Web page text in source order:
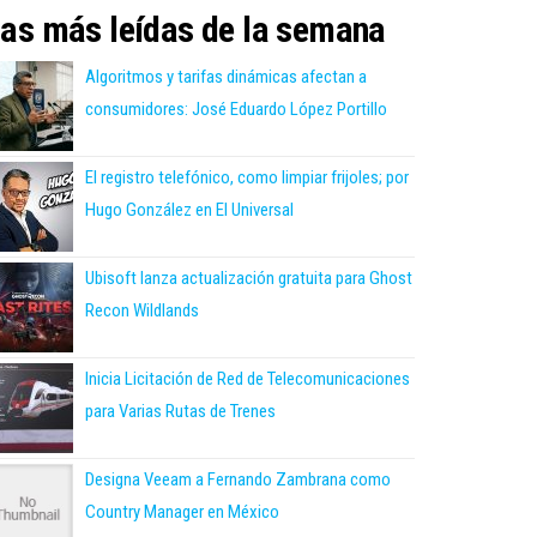
más leídas de la semana
Algoritmos y tarifas dinámicas afectan a
consumidores: José Eduardo López Portillo
El registro telefónico, como limpiar frijoles; por
Hugo González en El Universal
Ubisoft lanza actualización gratuita para Ghost
Recon Wildlands
Inicia Licitación de Red de Telecomunicaciones
para Varias Rutas de Trenes
Designa Veeam a Fernando Zambrana como
Country Manager en México